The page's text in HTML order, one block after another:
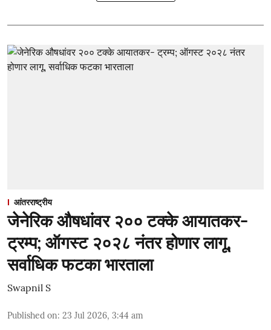
आंतरराष्ट्रीय
जेनेरिक औषधांवर २०० टक्के आयातकर-
ट्रम्प; ऑगस्ट २०२८ नंतर होणार लागू,
सर्वाधिक फटका भारताला
Swapnil S
Published on: 23 Jul 2026, 3:44 am